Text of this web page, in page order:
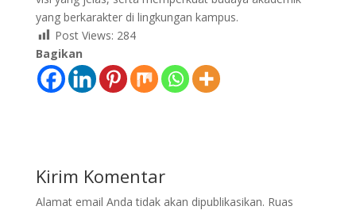
yang berkarakter di lingkungan kampus.
Post Views: 284
Bagikan
Kirim Komentar
Alamat email Anda tidak akan dipublikasikan. Ruas